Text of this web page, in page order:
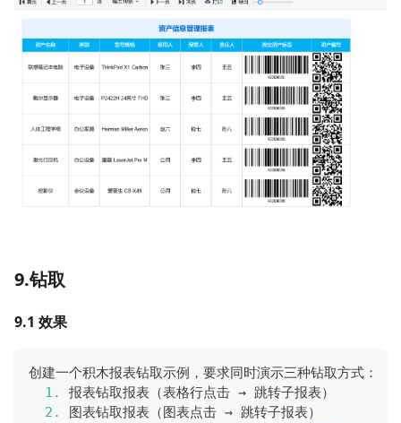
9.钻取
9.1 效果
创建一个积木报表钻取示例，要求同时演示三种钻取方式：
1.
报表钻取报表（表格行点击 → 跳转子报表）
2.
图表钻取报表（图表点击 → 跳转子报表）